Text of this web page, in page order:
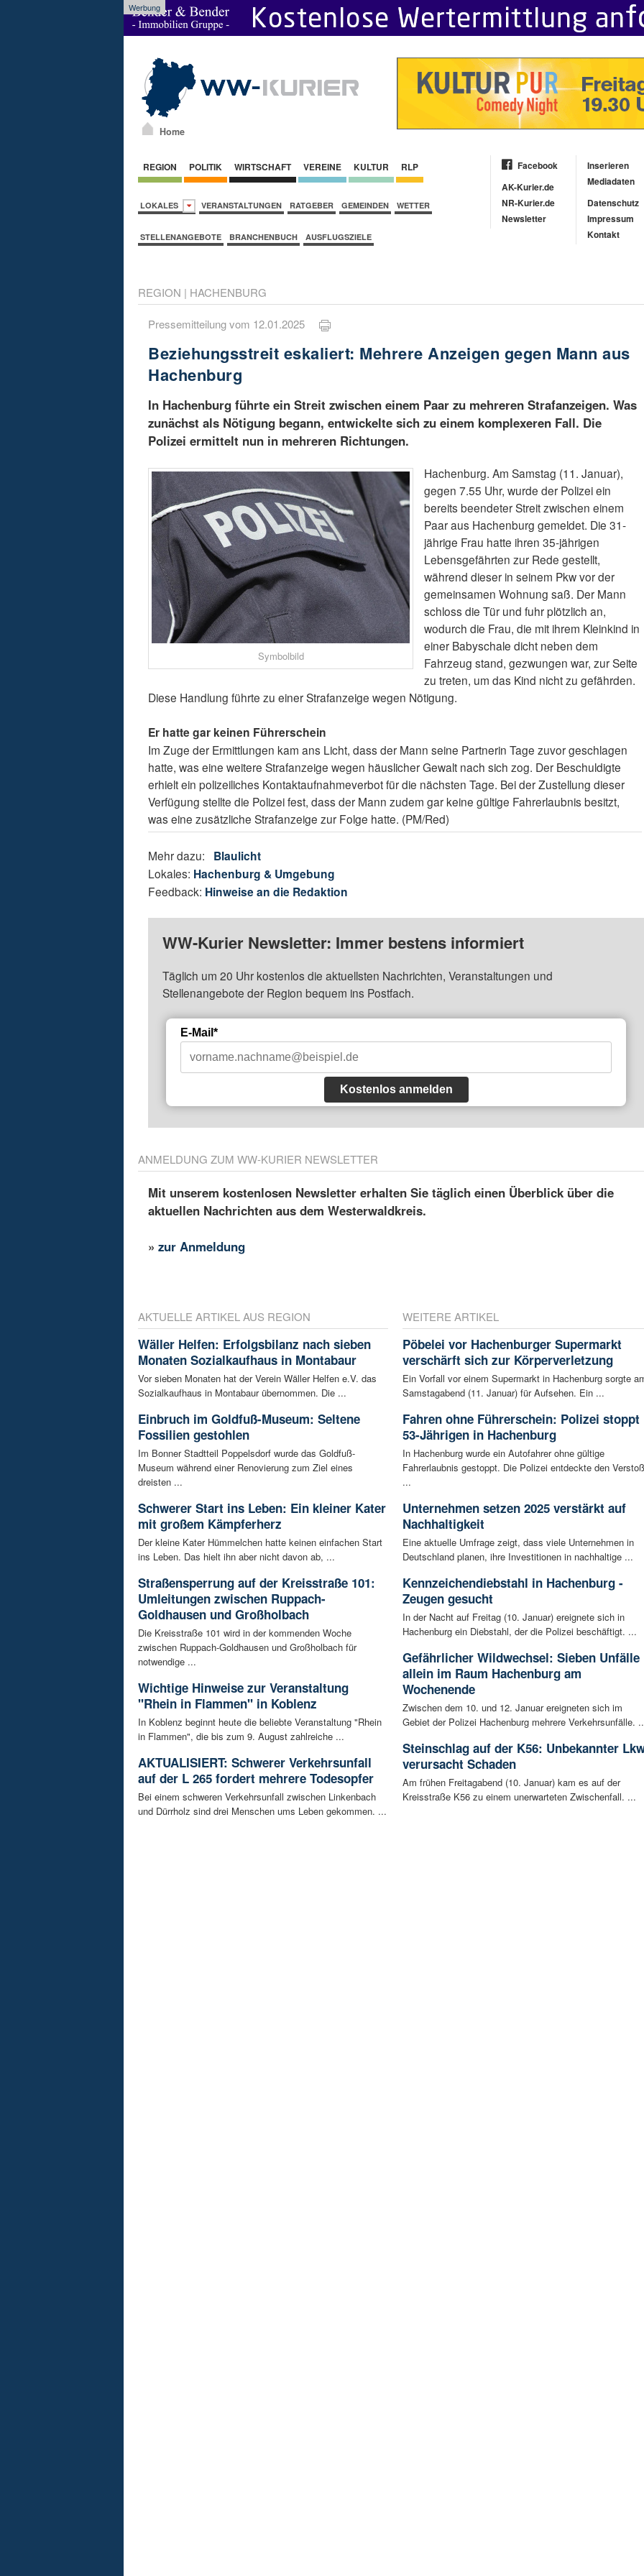
Werbung
Home
REGION POLITIK WIRTSCHAFT VEREINE KULTUR RLP
LOKALES VERANSTALTUNGEN RATGEBER GEMEINDEN WETTER
STELLENANGEBOTE BRANCHENBUCH AUSFLUGSZIELE
Facebook
AK-Kurier.de
NR-Kurier.de
Newsletter
Inserieren
Mediadaten
Datenschutz
Impressum
Kontakt
REGION | HACHENBURG
Pressemitteilung vom 12.01.2025
Beziehungsstreit eskaliert: Mehrere Anzeigen gegen Mann aus
Hachenburg
In Hachenburg führte ein Streit zwischen einem Paar zu mehreren Strafanzeigen. Was
zunächst als Nötigung begann, entwickelte sich zu einem komplexeren Fall. Die
Polizei ermittelt nun in mehreren Richtungen.
Symbolbild
Hachenburg. Am Samstag (11. Januar),
gegen 7.55 Uhr, wurde der Polizei ein
bereits beendeter Streit zwischen einem
Paar aus Hachenburg gemeldet. Die 31-
jährige Frau hatte ihren 35-jährigen
Lebensgefährten zur Rede gestellt,
während dieser in seinem Pkw vor der
gemeinsamen Wohnung saß. Der Mann
schloss die Tür und fuhr plötzlich an,
wodurch die Frau, die mit ihrem Kleinkind in
einer Babyschale dicht neben dem
Fahrzeug stand, gezwungen war, zur Seite
zu treten, um das Kind nicht zu gefährden.
Diese Handlung führte zu einer Strafanzeige wegen Nötigung.
Er hatte gar keinen Führerschein
Im Zuge der Ermittlungen kam ans Licht, dass der Mann seine Partnerin Tage zuvor geschlagen
hatte, was eine weitere Strafanzeige wegen häuslicher Gewalt nach sich zog. Der Beschuldigte
erhielt ein polizeiliches Kontaktaufnahmeverbot für die nächsten Tage. Bei der Zustellung dieser
Verfügung stellte die Polizei fest, dass der Mann zudem gar keine gültige Fahrerlaubnis besitzt,
was eine zusätzliche Strafanzeige zur Folge hatte. (PM/Red)
Mehr dazu: Blaulicht
Lokales: Hachenburg & Umgebung
Feedback: Hinweise an die Redaktion
WW-Kurier Newsletter: Immer bestens informiert
Täglich um 20 Uhr kostenlos die aktuellsten Nachrichten, Veranstaltungen und
Stellenangebote der Region bequem ins Postfach.
E-Mail*
Kostenlos anmelden
ANMELDUNG ZUM WW-KURIER NEWSLETTER
Mit unserem kostenlosen Newsletter erhalten Sie täglich einen Überblick über die
aktuellen Nachrichten aus dem Westerwaldkreis.
»zur Anmeldung
AKTUELLE ARTIKEL AUS REGION
Wäller Helfen: Erfolgsbilanz nach sieben
Monaten Sozialkaufhaus in Montabaur
Vor sieben Monaten hat der Verein Wäller Helfen e.V. das
Sozialkaufhaus in Montabaur übernommen. Die ...
Einbruch im Goldfuß-Museum: Seltene
Fossilien gestohlen
Im Bonner Stadtteil Poppelsdorf wurde das Goldfuß-
Museum während einer Renovierung zum Ziel eines
dreisten ...
Schwerer Start ins Leben: Ein kleiner Kater
mit großem Kämpferherz
Der kleine Kater Hümmelchen hatte keinen einfachen Start
ins Leben. Das hielt ihn aber nicht davon ab, ...
Straßensperrung auf der Kreisstraße 101:
Umleitungen zwischen Ruppach-
Goldhausen und Großholbach
Die Kreisstraße 101 wird in der kommenden Woche
zwischen Ruppach-Goldhausen und Großholbach für
notwendige ...
Wichtige Hinweise zur Veranstaltung
"Rhein in Flammen" in Koblenz
In Koblenz beginnt heute die beliebte Veranstaltung "Rhein
in Flammen", die bis zum 9. August zahlreiche ...
AKTUALISIERT: Schwerer Verkehrsunfall
auf der L 265 fordert mehrere Todesopfer
Bei einem schweren Verkehrsunfall zwischen Linkenbach
und Dürrholz sind drei Menschen ums Leben gekommen. ...
WEITERE ARTIKEL
Pöbelei vor Hachenburger Supermarkt
verschärft sich zur Körperverletzung
Ein Vorfall vor einem Supermarkt in Hachenburg sorgte
Samstagabend (11. Januar) für Aufsehen. Ein ...
Fahren ohne Führerschein: Polizei stoppt
53-Jährigen in Hachenburg
In Hachenburg wurde ein Autofahrer ohne gültige
Fahrerlaubnis gestoppt. Die Polizei entdeckte den Verstoß
...
Unternehmen setzen 2025 verstärkt auf
Nachhaltigkeit
Eine aktuelle Umfrage zeigt, dass viele Unternehmen in
Deutschland planen, ihre Investitionen in nachhaltige ...
Kennzeichendiebstahl in Hachenburg -
Zeugen gesucht
In der Nacht auf Freitag (10. Januar) ereignete sich in
Hachenburg ein Diebstahl, der die Polizei beschäftigt. ...
Gefährlicher Wildwechsel: Sieben Unfälle
allein im Raum Hachenburg am
Wochenende
Zwischen dem 10. und 12. Januar ereigneten sich im
Gebiet der Polizei Hachenburg mehrere Verkehrsunfälle.
Steinschlag auf der K56: Unbekannter
verursacht Schaden
Am frühen Freitagabend (10. Januar) kam es auf der
Kreisstraße K56 zu einem unerwarteten Zwischenfall. ...